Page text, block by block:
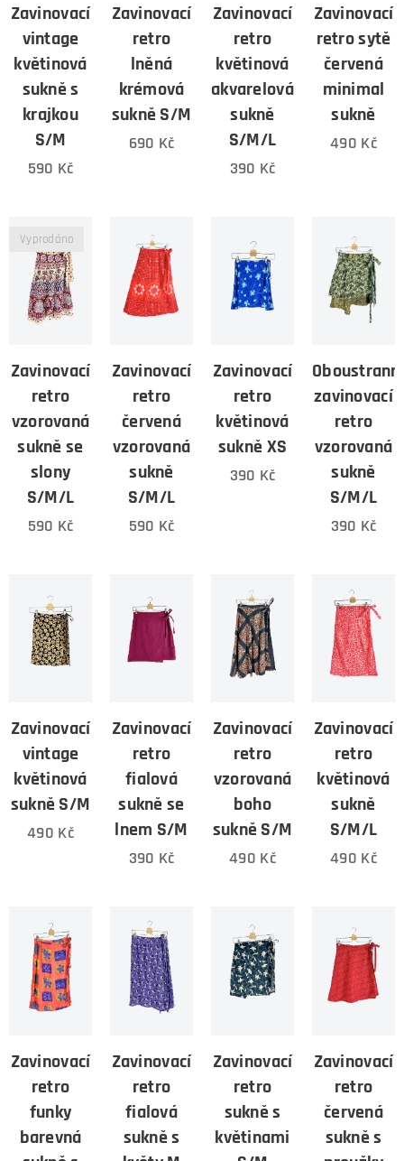
Zavinovací
vintage
květinová
sukně s
krajkou
S/M
590 Kč
Zavinovací
retro
lněná
krémová
sukně S/M
690 Kč
Zavinovací
retro
květinová
akvarelová
sukně
S/M/L
390 Kč
Zavinovací
retro sytě
červená
minimal
sukně
490 Kč
Zavinovací
retro
vzorovaná
sukně se
slony
S/M/L
Vyprodáno
590 Kč
Zavinovací
retro
červená
vzorovaná
sukně
S/M/L
590 Kč
Zavinovací
retro
květinová
sukně XS
390 Kč
zavinovací
retro
vzorovaná
sukně
S/M/L
390 Kč
Zavinovací
vintage
květinová
sukně S/M
490 Kč
Zavinovací
retro
fialová
sukně se
lnem S/M
390 Kč
Zavinovací
retro
vzorovaná
boho
sukně S/M
490 Kč
Zavinovací
retro
květinová
sukně
S/M/L
490 Kč
Zavinovací
retro
funky
barevná
Zavinovací
retro
fialová
sukně s
Zavinovací
retro
sukně s
květinami
Zavinovací
retro
červená
sukně s